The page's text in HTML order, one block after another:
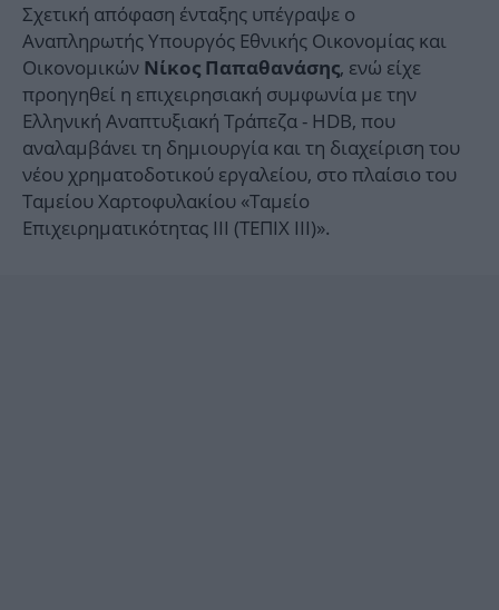
Σχετική απόφαση ένταξης υπέγραψε ο
Αναπληρωτής Υπουργός Εθνικής Οικονομίας και
Οικονομικών Νίκος Παπαθανάσης, ενώ είχε
προηγηθεί η επιχειρησιακή συμφωνία με την
Ελληνική Αναπτυξιακή Τράπεζα - HDB, που
αναλαμβάνει τη δημιουργία και τη διαχείριση του
νέου χρηματοδοτικού εργαλείου, στο πλαίσιο του
Ταμείου Χαρτοφυλακίου «Ταμείο
Επιχειρηματικότητας ΙΙΙ (ΤΕΠΙΧ ΙΙΙ)».